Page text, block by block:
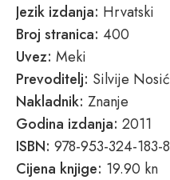
Jezik izdanja: Hrvatski
Broj stranica: 400
Uvez: Meki
Prevoditelj: Silvije Nosić
Nakladnik: Znanje
Godina izdanja: 2011
ISBN: 978-953-324-183-8
Cijena knjige: 19.90 kn